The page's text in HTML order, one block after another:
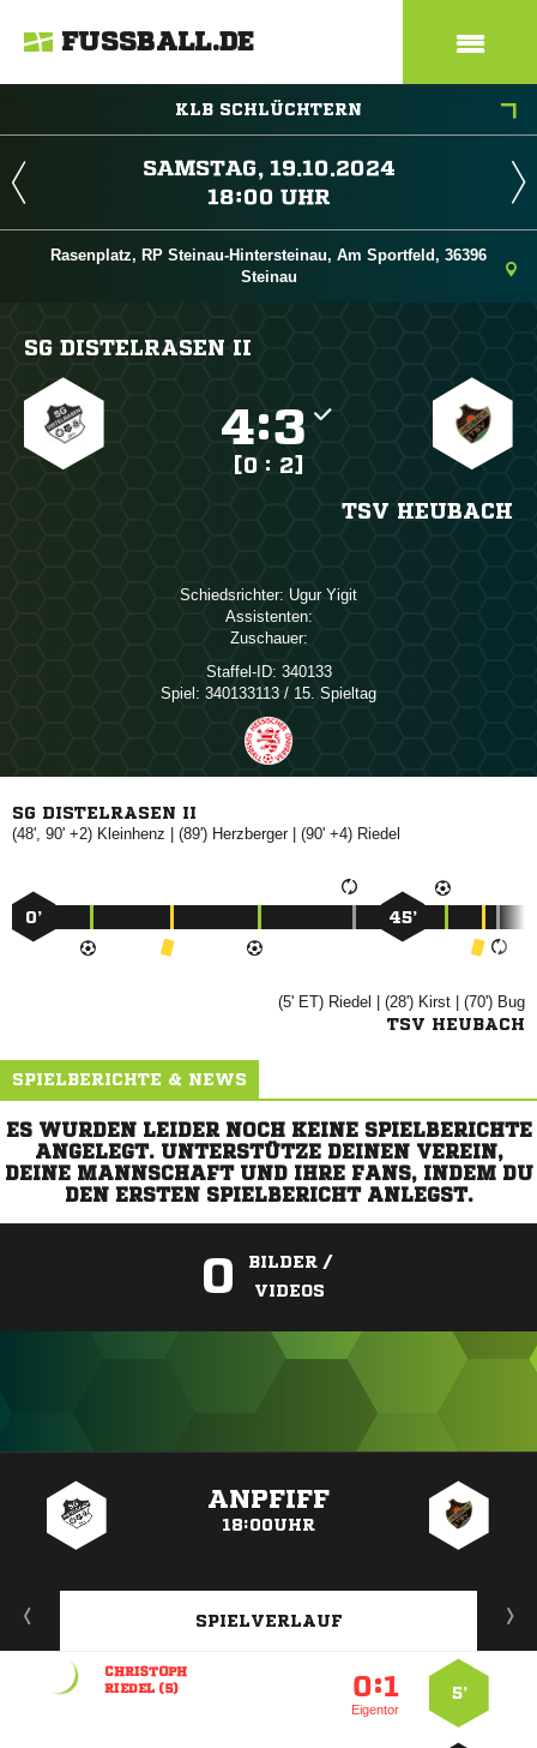
FUSSBALL.DE
KLB SCHLÜCHTERN
 
 
Rasenplatz, RP Steinau-Hintersteinau, Am Sportfeld, 36396
Steinau
SG DISTELRASEN II
:
[0 : 2]
TSV HEUBACH
Schiedsrichter:  
Assistenten:
Zuschauer:
Staffel-ID: 340133
Spiel: 340133113 / 15. Spieltag
SG DISTELRASEN II
(48', 90' +2)  | (89') | (90' +4) 
0’ 45’
(5' ET)  | (28')  | (70') 
TSV HEUBACH
SPIELBERICHTE & NEWS
ES WURDEN LEIDER NOCH KEINE SPIELBERICHTE
ANGELEGT. UNTERSTÜTZE DEINEN VEREIN,
DEINE MANNSCHAFT UND IHRE FANS, INDEM DU
DEN ERSTEN SPIELBERICHT ANLEGST.
0
BILDER /
VIDEOS
ANPFIFF
18:00UHR
SPIELVERLAUF
5’
:
Eigentor

 